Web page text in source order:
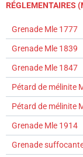
RÉGLEMENTAIRES
Grenade Mle 1777
Grenade Mle 1839
Grenade Mle 1847
Pétard de mélinite
Pétard de mélinite
Grenade Mle 1914
Grenade